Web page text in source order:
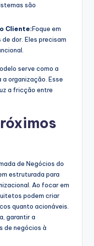
são
Cliente:Foque em
dor. Eles precisam
serve como a
organização. Esse
a fricção entre
de Negócios do
estruturada para
Ao focar em
podem criar
quanto acionáveis.
garantir a
de negócios à